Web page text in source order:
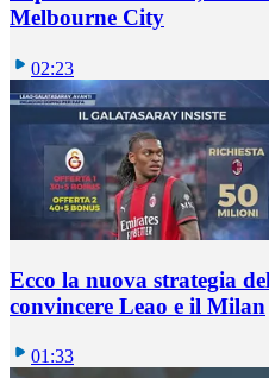
Melbourne City
02:23
Ecco la nuova strategia
convincere Leao e il Milan
01:33